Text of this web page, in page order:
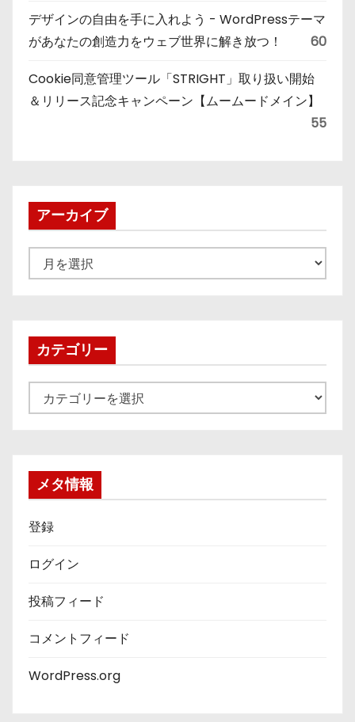
デザインの自由を手に入れよう - WordPressテーマ
があなたの創造力をウェブ世界に解き放つ！
60
Cookie同意管理ツール「STRIGHT」取り扱い開始
＆リリース記念キャンペーン【ムームードメイン】
55
アーカイブ
ー
ブカテゴリー
テ
メタ情報
登録
ログイン
投稿フィード
コメントフィード
WordPress.org